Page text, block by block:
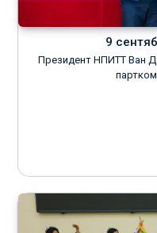
9
Президент НПИТТ Ван